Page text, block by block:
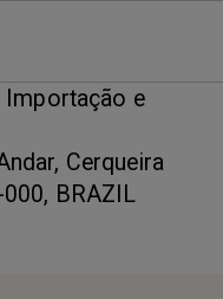
Importação e
Cerqueira
000, BRAZIL